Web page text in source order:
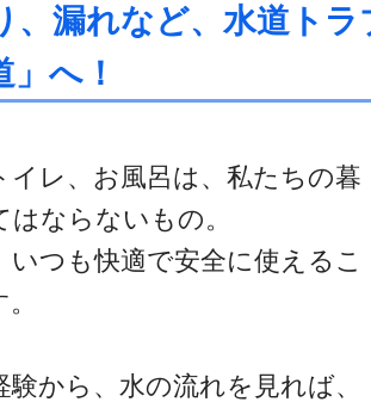
、漏れなど、水道ト
」へ！
イレ、お風呂は、私たちの暮
はならないもの。
いつも快適で安全に使えるこ
験から、水の流れを見れば、